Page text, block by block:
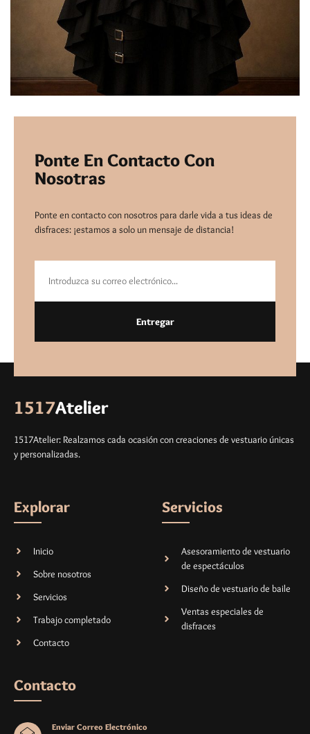
Ponte En Contacto Con
Nosotras
Ponte en contacto con nosotros para darle vida a tus ideas de
disfraces: ¡estamos a solo un mensaje de distancia!
Entregar
1517Atelier
1517Atelier: Realzamos cada ocasión con creaciones de vestuario únicas
y personalizadas.
Explorar
Inicio
Sobre nosotros
Servicios
Trabajo completado
Contacto
Servicios
Asesoramiento de vestuario
de espectáculos
Diseño de vestuario de baile
Ventas especiales de
disfraces
Contacto
Enviar Correo Electrónico